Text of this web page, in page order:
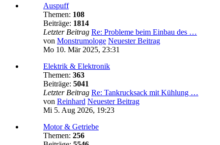
Auspuff
Themen: 108
Beiträge: 1814
Letzter Beitrag Re: Probleme beim Einbau des …
von Monstrumologe Neuester Beitrag
Mo 10. Mär 2025, 23:31
Elektrik & Elektronik
Themen: 363
Beiträge: 5041
Letzter Beitrag Re: Tankrucksack mit Kühlung …
von Reinhard Neuester Beitrag
Mi 5. Aug 2026, 19:23
Motor & Getriebe
Themen: 256